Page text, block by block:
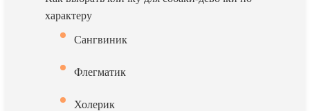
характеру
Сангвиник
Флегматик
Холерик